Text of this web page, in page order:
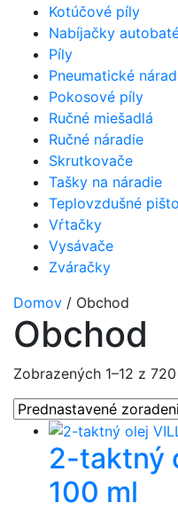
Kotúčové píly
Nabíjačky
Píly
Pneumatické
Pokosové píly
Ručné miešadlá
Ručné náradie
Skrutkovače
Tašky na náradie
Teplovzdušné
Vŕtačky
Vysávače
Zváračky
Domov / Obchod
Obchod
Zobrazených 1–12 z
2-taktný
100 ml